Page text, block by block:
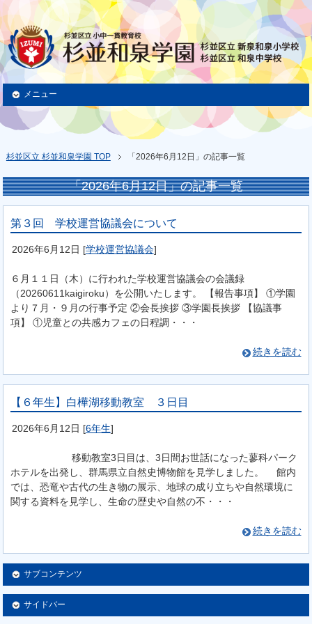
メニュー
杉並区立 杉並和泉学園 TOP 「2026年6月12日」の記事一覧
「2026年6月12日」の記事一覧
第３回 学校運営協議会について
2026年6月12日 [学校運営協議会]
６月１１日（木）に行われた学校運営協議会の会議録
（20260611kaigiroku）を公開いたします。 【報告事項】 ①学園
より７月・９月の行事予定 ②会長挨拶 ③学園長挨拶 【協議事
項】 ①児童との共感カフェの日程調・・・
続きを読む
【６年生】白樺湖移動教室 ３日目
2026年6月12日 [6年生]
移動教室3日目は、3日間お世話になった蓼科パーク
ホテルを出発し、群馬県立自然史博物館を見学しました。 館内
では、恐竜や古代の生き物の展示、地球の成り立ちや自然環境に
関する資料を見学し、生命の歴史や自然の不・・・
続きを読む
サブコンテンツ
サイドバー